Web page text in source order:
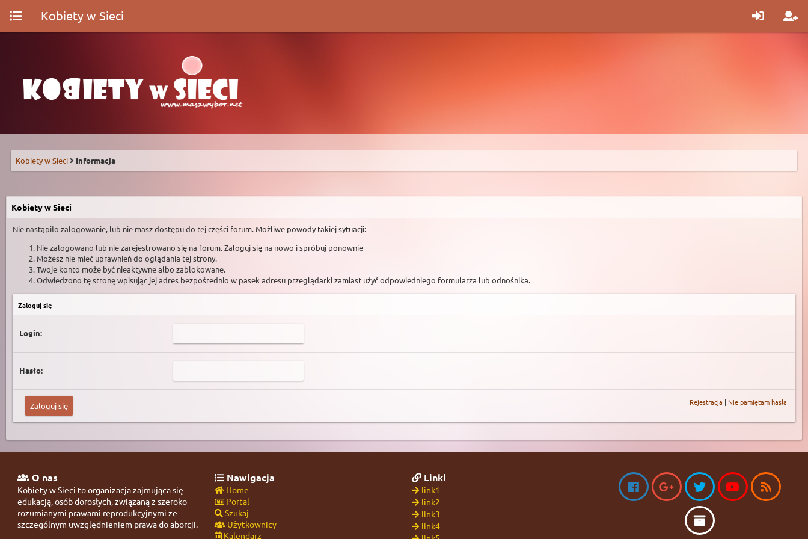
Kobiety w Sieci
Kobiety w Sieci Informacja
Kobiety w Sieci
Nie nastąpiło zalogowanie, lub nie masz dostępu do tej części forum. Możliwe powody takiej sytuacji:
Nie zalogowano lub nie zarejestrowano się na forum. Zaloguj się na nowo i spróbuj ponownie
Możesz nie mieć uprawnień do oglądania tej strony.
Twoje konto może być nieaktywne albo zablokowane.
Odwiedzono tę stronę wpisując jej adres bezpośrednio w pasek adresu przeglądarki zamiast użyć odpowiedniego formularza lub odnośnika.
Zaloguj się
Login:
Hasło:
Rejestracja | Nie pamiętam hasła
O nas
Kobiety w Sieci to organizacja zajmująca się
edukacją, osób dorosłych, związaną z szeroko
rozumianymi prawami reprodukcyjnymi ze
szczególnym uwzględnieniem prawa do aborcji.
Nawigacja
Home
Portal
Szukaj
Użytkownicy
Kalendarz
Linki
link1
link2
link3
link4